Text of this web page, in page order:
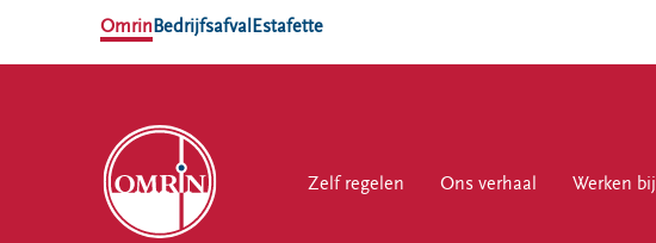
OmrinBedrijfsafval Estafette
Zelf regelen Ons verhaal Werken bij
Zelf regelen Ons verhaal Werken bij